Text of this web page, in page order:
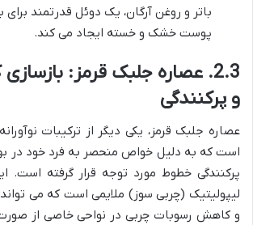
باتر و روغن آرگان، یک دوئل قدرتمند برای
پوست خشک و خسته ایجاد می کند.
2.3. عصاره جلبک قرمز:
و پرکنندگی
عصاره جلبک قرمز، یکی دیگر از ترکیبات
است که به دلیل خواص منحصر به فرد خود در
پرکنندگی خطوط مورد توجه قرار گرفته است.
لیپولیتیک (چربی سوز) ملایمی است که می
و کاهش رسوبات چربی در نواحی خاصی از